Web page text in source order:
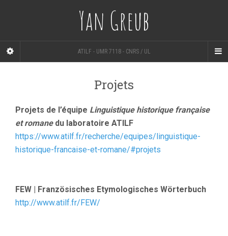
Yan Greub
ATILF - UMR 7118 - CNRS / UL
Projets
Projets de l’équipe Linguistique historique française
et romanedu laboratoire ATILF
https://www.atilf.fr/recherche/equipes/linguistique-
historique-francaise-et-romane/#projets
FEW | Französisches Etymologisches Wörterbuch
http://www.atilf.fr/FEW/